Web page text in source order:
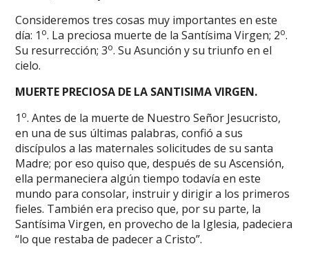
Consideremos tres cosas muy importantes en este
día: 1 o. La preciosa muerte de la Santísima Virgen; 2o.
Su resurrección; 3o. Su Asunción y su triunfo en el
cielo.
MUERTE PRECIOSA DE LA SANTISIMA VIRGEN.
1 o. Antes de la muerte de Nuestro Señor Jesucristo,
en una de sus últimas palabras, confió a sus
discípulos a las maternales solicitudes de su santa
Madre; por eso quiso que, después de su Ascensión,
ella permaneciera algún tiempo todavía en este
mundo para consolar, instruir y dirigir a los primeros
fieles. También era preciso que, por su parte, la
Santísima Virgen, en provecho de la Iglesia, padeciera
“lo que restaba de padecer a Cristo”.